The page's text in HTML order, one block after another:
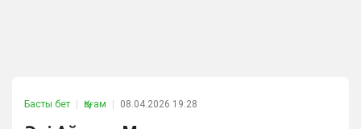
Басты бет Қоғам 08.04.2026 19:28